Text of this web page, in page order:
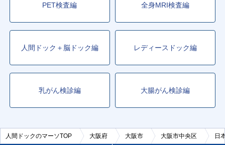
PET検査編 全身MRI検査編
人間ドック＋脳ドック編 レディースドック編
乳がん検診編 大腸がん検診編
人間ドックのマーソTOP 大阪府 大阪市 大阪市中央区 日